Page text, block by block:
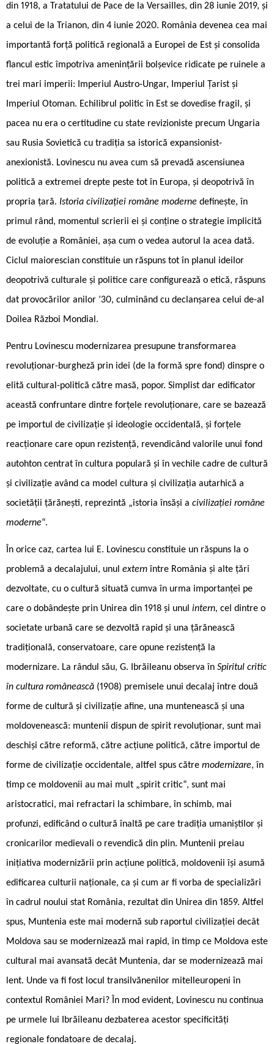
din 1918, a Tratatului de Pace de la Versailles, din 28 iunie 2019, și
a celui de la Trianon, din 4 iunie 2020. România devenea cea mai
importantă forță politică regională a Europei de Est și consolida
flancul estic împotriva amenințării bolșevice ridicate pe ruinele a
trei mari imperii: Imperiul Austro-Ungar, Imperiul Țarist și
Imperiul Otoman. Echilibrul politic în Est se dovedise fragil, și
pacea nu era o certitudine cu state revizioniste precum Ungaria
sau Rusia Sovietică cu tradiția sa istorică expansionist-
anexionistă. Lovinescu nu avea cum să prevadă ascensiunea
politică a extremei drepte peste tot în Europa, și deopotrivă în
propria țară. Istoria civilizației române moderne definește, în
primul rând, momentul scrierii ei și conține o strategie implicită
de evoluție a României, așa cum o vedea autorul la acea dată.
Ciclul maiorescian constituie un răspuns tot în planul ideilor
deopotrivă culturale și politice care configurează o etică, răspuns
dat provocărilor anilor ’30, culminând cu declanșarea celui de-al
Doilea Război Mondial.
Pentru Lovinescu modernizarea presupune transformarea
revoluționar-burgheză prin idei (de la formă spre fond) dinspre o
elită cultural-politică către masă, popor. Simplist dar edificator
această confruntare dintre forțele revoluționare, care se bazează
pe importul de civilizație și ideologie occidentală, și forțele
reacționare care opun rezistență, revendicând valorile unui fond
autohton centrat în cultura populară și în vechile cadre de cultură
și civilizație având ca model cultura și civilizația autarhică a
societății țărănești, reprezintă „istoria însăși a civilizației române
moderne“.
În orice caz, cartea lui E. Lovinescu constituie un răspuns la o
problemă a decalajului, unul externîntre România și alte țări
dezvoltate, cu o cultură situată cumva în urma importanței pe
care o dobândește prin Unirea din 1918 și unul intern, cel dintre o
societate urbană care se dezvoltă rapid și una țărănească
tradițională, conservatoare, care opune rezistență la
modernizare. La rândul său, G. Ibrăileanu observa în Spiritul critic
în cultura românească (1908) premisele unui decalaj între două
forme de cultură și civilizație afine, una muntenească și una
moldovenească: muntenii dispun de spirit revoluționar, sunt mai
deschiși către reformă, către acțiune politică, către importul de
forme de civilizație occidentale, altfel spus către modernizare, în
timp ce moldovenii au mai mult „spirit critic“, sunt mai
aristocratici, mai refractari la schimbare, în schimb, mai
profunzi, edificând o cultură înaltă pe care tradiția umaniștilor și
cronicarilor medievali o revendică din plin. Muntenii preiau
inițiativa modernizării prin acțiune politică, moldovenii își asumă
edificarea culturii naționale, ca și cum ar fi vorba de specializări
în cadrul noului stat România, rezultat din Unirea din 1859. Altfel
spus, Muntenia este mai modernă sub raportul civilizației decât
Moldova sau se modernizează mai rapid, în timp ce Moldova este
cultural mai avansată decât Muntenia, dar se modernizează mai
lent. Unde va fi fost locul transilvănenilor mitelleuropeni în
contextul României Mari? În mod evident, Lovinescu nu continua
pe urmele lui Ibrăileanu dezbaterea acestor specificități
regionale fondatoare de decalaj.